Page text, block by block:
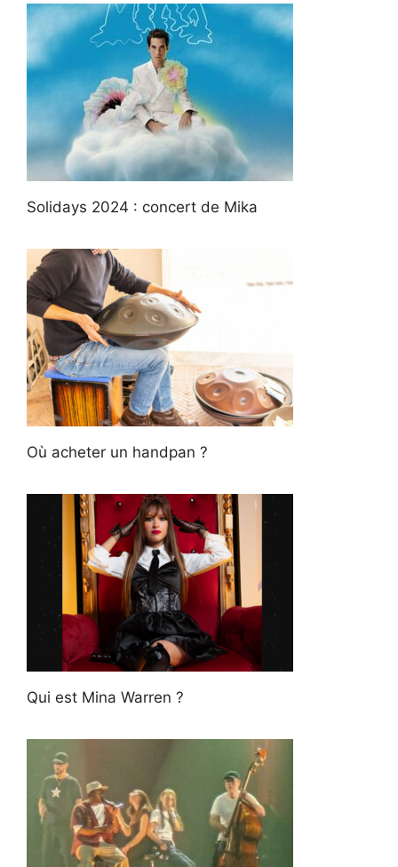
Solidays 2024 : concert de Mika
Où acheter un handpan ?
Qui est Mina Warren ?